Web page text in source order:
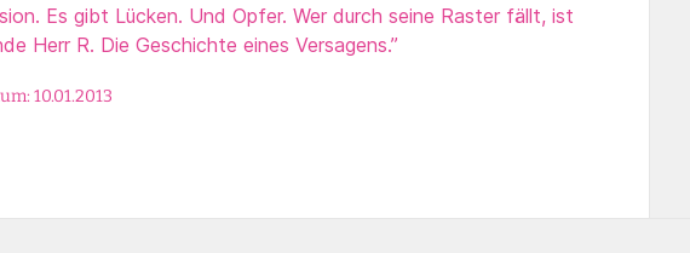
Es gibt Lücken. Und Opfer. Wer durch seine Raster fällt, ist
Herr R. Die Geschichte eines Versagens.”
10.01.2013